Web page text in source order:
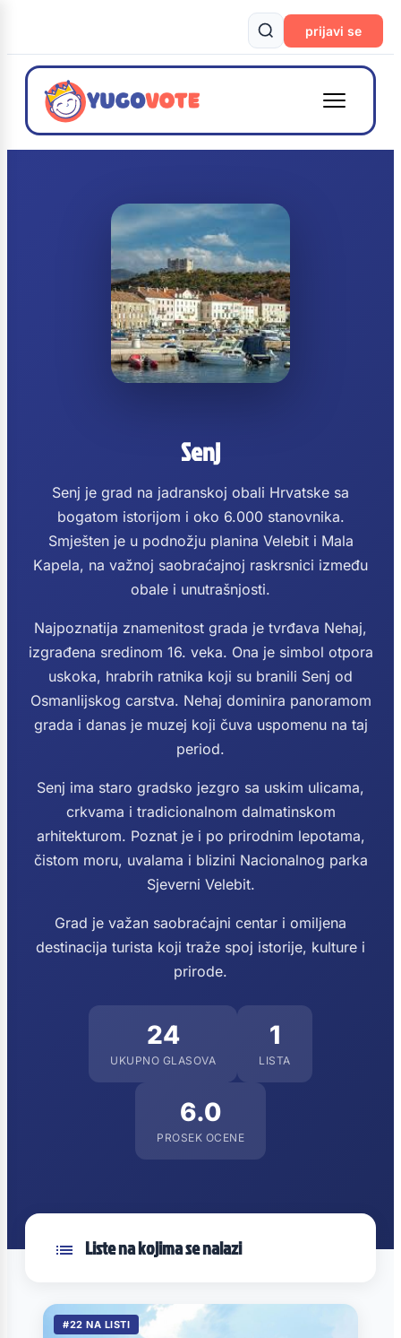
prijavi se
Senj
Senj je grad na jadranskoj obali Hrvatske sa
bogatom istorijom i oko 6.000 stanovnika.
Smješten je u podnožju planina Velebit i Mala
Kapela, na važnoj saobraćajnoj raskrsnici između
obale i unutrašnjosti.
Najpoznatija znamenitost grada je tvrđava Nehaj,
izgrađena sredinom 16. veka. Ona je simbol otpora
uskoka, hrabrih ratnika koji su branili Senj od
Osmanlijskog carstva. Nehaj dominira panoramom
grada i danas je muzej koji čuva uspomenu na taj
period.
Senj ima staro gradsko jezgro sa uskim ulicama,
crkvama i tradicionalnom dalmatinskom
arhitekturom. Poznat je i po prirodnim lepotama,
čistom moru, uvalama i blizini Nacionalnog parka
Sjeverni Velebit.
Grad je važan saobraćajni centar i omiljena
destinacija turista koji traže spoj istorije, kulture i
prirode.
24
UKUPNO GLASOVA
1
LISTA
6.0
PROSEK OCENE
Liste na kojima se nalazi
#22 NA LISTI